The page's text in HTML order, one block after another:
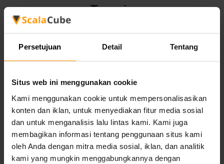
Persetujuan Detail Tentang
Situs web ini menggunakan cookie
Kami menggunakan cookie untuk mempersonalisasikan
konten dan iklan, untuk menyediakan fitur media sosial
dan untuk menganalisis lalu lintas kami. Kami juga
membagikan informasi tentang penggunaan situs kami
oleh Anda dengan mitra media sosial, iklan, dan analitik
kami yang mungkin menggabungkannya dengan
Terraria
Valheim
Host Server